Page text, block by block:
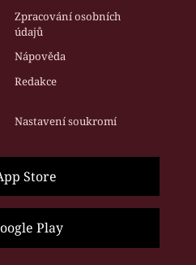
Zpracování osobních
údajů
Nápověda
Redakce
Nastavení soukromí
Store
Play